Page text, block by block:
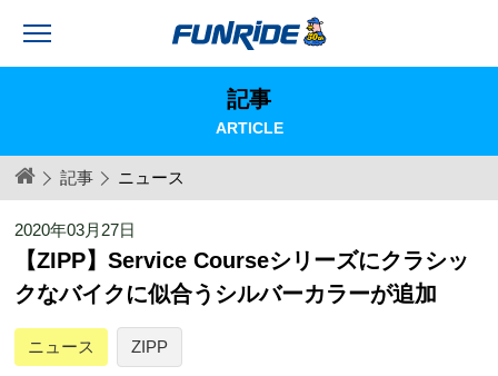
記事
ARTICLE
記事 ニュース
2020年03月27日
【ZIPP】Service Courseシリーズにクラシッ
クなバイクに似合うシルバーカラーが追加
ニュース ZIPP